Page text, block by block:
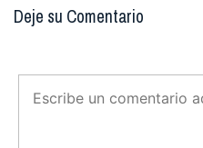
Deje su Comentario